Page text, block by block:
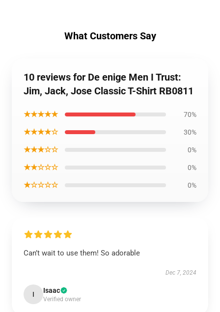
What Customers Say
10 reviews for De enige Men I Trust:
Jim, Jack, Jose Classic T-Shirt RB0811
★★★★★ 70%
★★★★☆ 30%
★★★☆☆ 0%
★★☆☆☆ 0%
★☆☆☆☆ 0%
Can’t wait to use them! So adorable
Dec 7, 2024
I Isaac
Verified owner